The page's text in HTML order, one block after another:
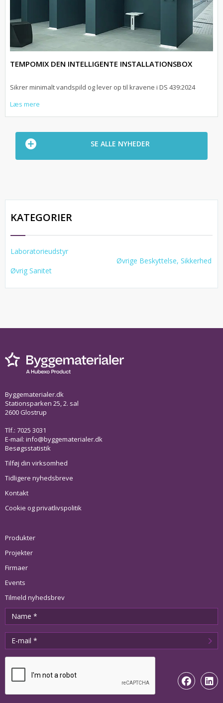
TEMPOMIX DEN INTELLIGENTE INSTALLATIONSBOX
Sikrer minimalt vandspild og lever op til kravene i DS 439:2024
Læs mere
SE ALLE NYHEDER
KATEGORIER
Laboratorieudstyr
Øvrig Sanitet
Øvrige Beskyttelse, Sikkerhed
Byggematerialer.dk
Stationsparken 25, 2. sal
2600 Glostrup
Tlf.: 7025 3031
E-mail: info@byggematerialer.dk
Besøgsstatistik
Tilføj din virksomhed
Tidligere nyhedsbreve
Kontakt
Cookie og privatlivspolitik
Produkter
Projekter
Firmaer
Events
Tilmeld nyhedsbrev